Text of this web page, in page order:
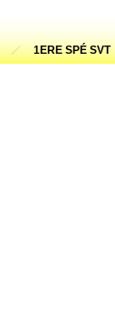
1ERE SPÉ SVT